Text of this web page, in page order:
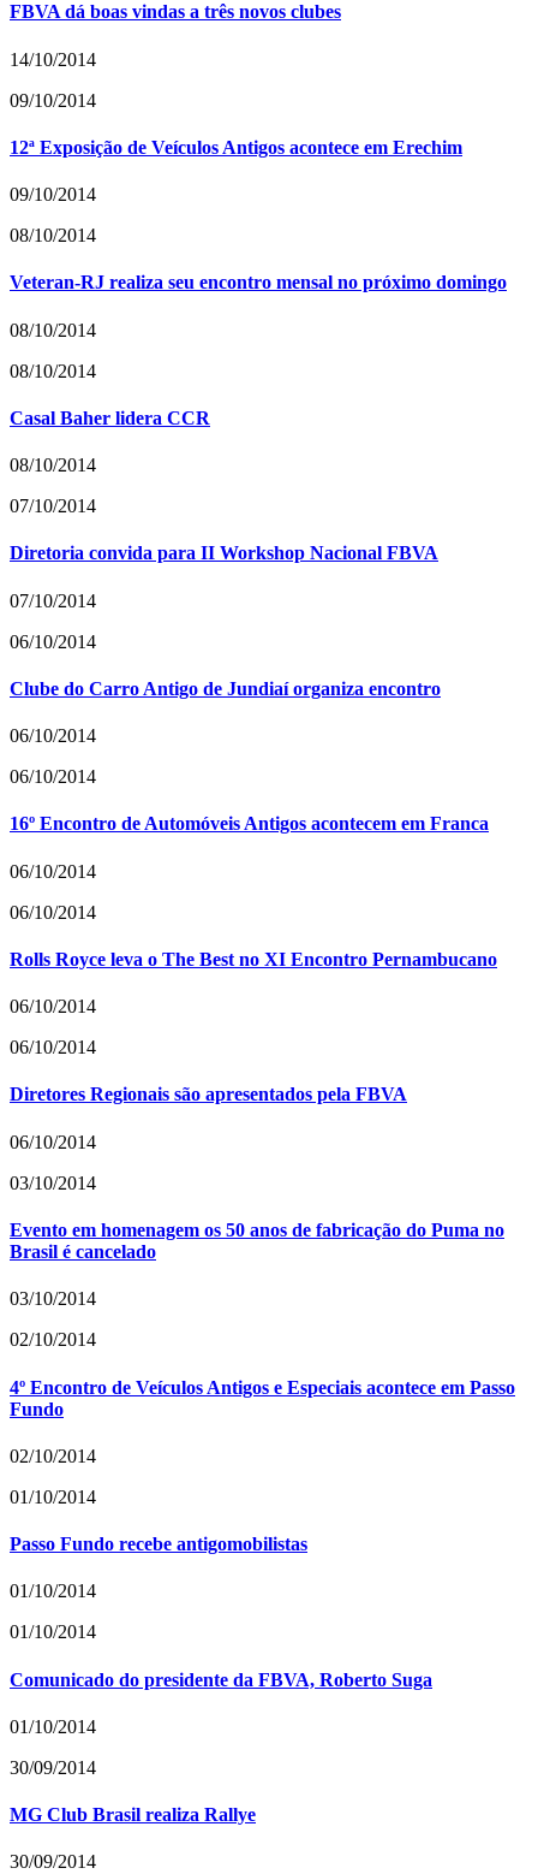
FBVA dá boas vindas a três novos clubes
14/10/2014
09/10/2014
12ª Exposição de Veículos Antigos acontece em Erechim
09/10/2014
08/10/2014
Veteran-RJ realiza seu encontro mensal no próximo domingo
08/10/2014
08/10/2014
Casal Baher lidera CCR
08/10/2014
07/10/2014
Diretoria convida para II Workshop Nacional FBVA
07/10/2014
06/10/2014
Clube do Carro Antigo de Jundiaí organiza encontro
06/10/2014
06/10/2014
16º Encontro de Automóveis Antigos acontecem em Franca
06/10/2014
06/10/2014
Rolls Royce leva o The Best no XI Encontro Pernambucano
06/10/2014
06/10/2014
Diretores Regionais são apresentados pela FBVA
06/10/2014
03/10/2014
Evento em homenagem os 50 anos de fabricação do Puma no
Brasil é cancelado
03/10/2014
02/10/2014
4º Encontro de Veículos Antigos e Especiais acontece em Passo
Fundo
02/10/2014
01/10/2014
Passo Fundo recebe antigomobilistas
01/10/2014
01/10/2014
Comunicado do presidente da FBVA, Roberto Suga
01/10/2014
30/09/2014
MG Club Brasil realiza Rallye
30/09/2014